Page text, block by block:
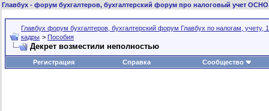
Главбух - форум бухгалтеров, бухгалтерский форум про налоговый учет
Главбух форум бухгалтеров, бухгалтерский форум Главбух по налогам, учету,
кадры > Пособия
Декрет возместили неполностью
Регистрация Справка Сообщество